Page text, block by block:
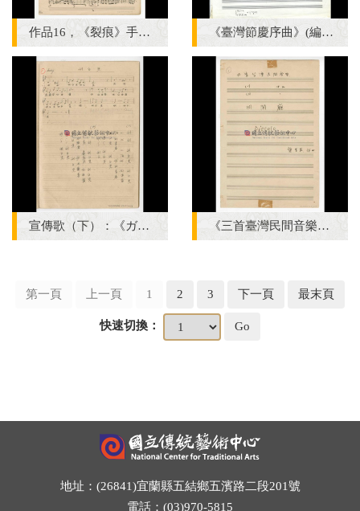
作品16，《裂痕》手稿 完稿 《臺灣節慶序曲》(編作曲) 手稿
宣傳歌（下）：《ガロゲレ》、《利白兒》、《保力達魚鬆》、《汰漬》、《信東公司歌》、《信東同事歌》、《彩亞日光燈》、《女寶湯》手稿 完稿 《三首臺灣民間音樂》：〈劍舞〉〈南管〉〈鬧廳〉管弦樂曲 分譜 手稿 完稿
第一頁 上一頁 1 2 3 下一頁 最末頁
快速切換： Go
地址：(26841)宜蘭縣五結鄉五濱路二段201號
電話：(03)970-5815